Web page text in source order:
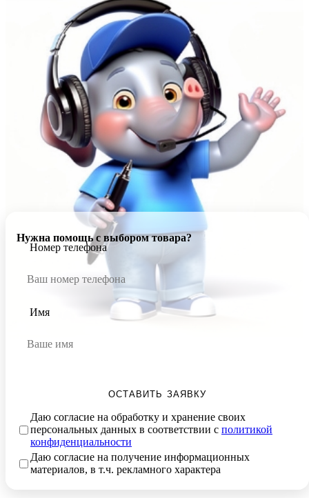
Нужна помощь с выбором товара?
Номер телефона
Имя
ОСТАВИТЬ ЗАЯВКУ
Даю согласие на обработку и хранение своих
персональных данных в соответствии с политикой
конфиденциальности
Даю согласие на получение информационных
материалов, в т.ч. рекламного характера